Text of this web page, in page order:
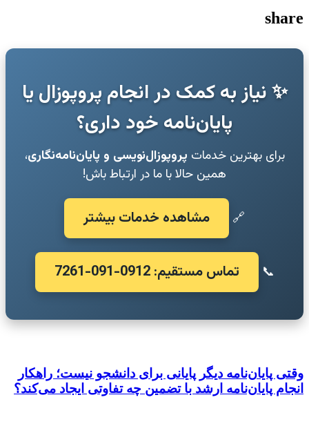
share
✨ نیاز به کمک در انجام پروپوزال یا
پایان‌نامه خود داری؟
برای بهترین خدمات پروپوزال‌نویسی و پایان‌نامه‌نگاری،
همین حالا با ما در ارتباط باش!
🔗 مشاهده خدمات بیشتر
📞 تماس مستقیم: 0912-091-7261
وقتی پایان‌نامه دیگر پایانی برای دانشجو نیست؛ راهکار
انجام پایان‌نامه ارشد با تضمین چه تفاوتی ایجاد می‌کند؟